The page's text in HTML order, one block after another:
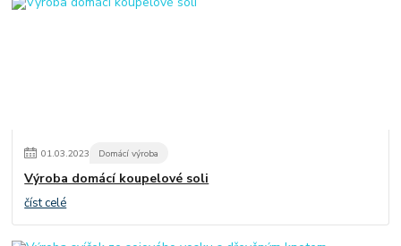
01.03.2023 Domácí výroba
Výroba domácí koupelové soli
číst celé